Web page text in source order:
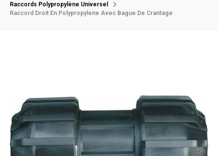
Raccords Polypropylène Universel
Raccord Droit En Polypropylene Avec Bague De Crantage